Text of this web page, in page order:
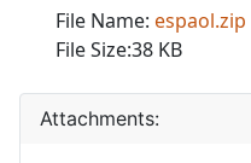
File Name: espaol.zip
File Size:38 KB
Attachments: